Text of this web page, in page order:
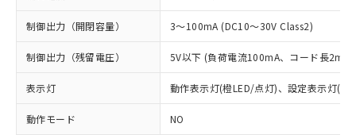
制御出力（開閉容量） 3～100mA (DC10～30V Class2)
制御出力（残留電圧） 5V以下 (負荷電流100mA、コード長2m時
表示灯 動作表示灯(橙LED/点灯)、設定表示灯(緑
動作モード NO